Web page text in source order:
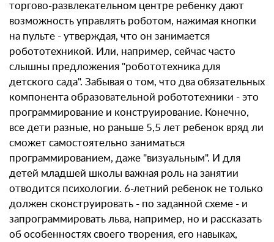
торгово-развлекательном центре ребенку дают
возможность управлять роботом, нажимая кнопки
на пульте - утверждая, что он занимается
робототехникой. Или, например, сейчас часто
слышны предложения "робототехника для
детского сада". Забывая о том, что два обязательных
компонента образовательной робототехники - это
программирование и конструирование. Конечно,
все дети разные, но раньше 5,5 лет ребенок вряд ли
сможет самостоятельно заниматься
программированием, даже "визуальным". И для
детей младшей школы важная роль на занятии
отводится психологии. 6-летний ребенок не только
должен сконструировать - по заданной схеме - и
запрограммировать льва, например, но и рассказать
об особенностях своего творения, его навыках,